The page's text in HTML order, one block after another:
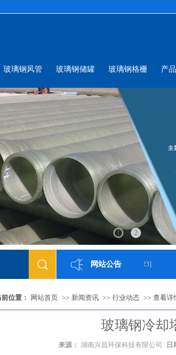
玻璃钢风管 玻璃钢储罐 玻璃钢格栅 产
1 2
网站公告
网站已正式上线[2018-05-23]
前位置： 网站首页 >> 新闻资讯 >> 行业动态 >> 查看详
玻璃钢冷却
来源： 湖南兴昌环保科技有限公司 日